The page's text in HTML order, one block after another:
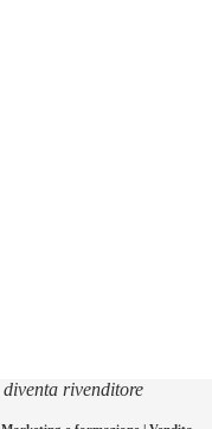
diventa rivenditore